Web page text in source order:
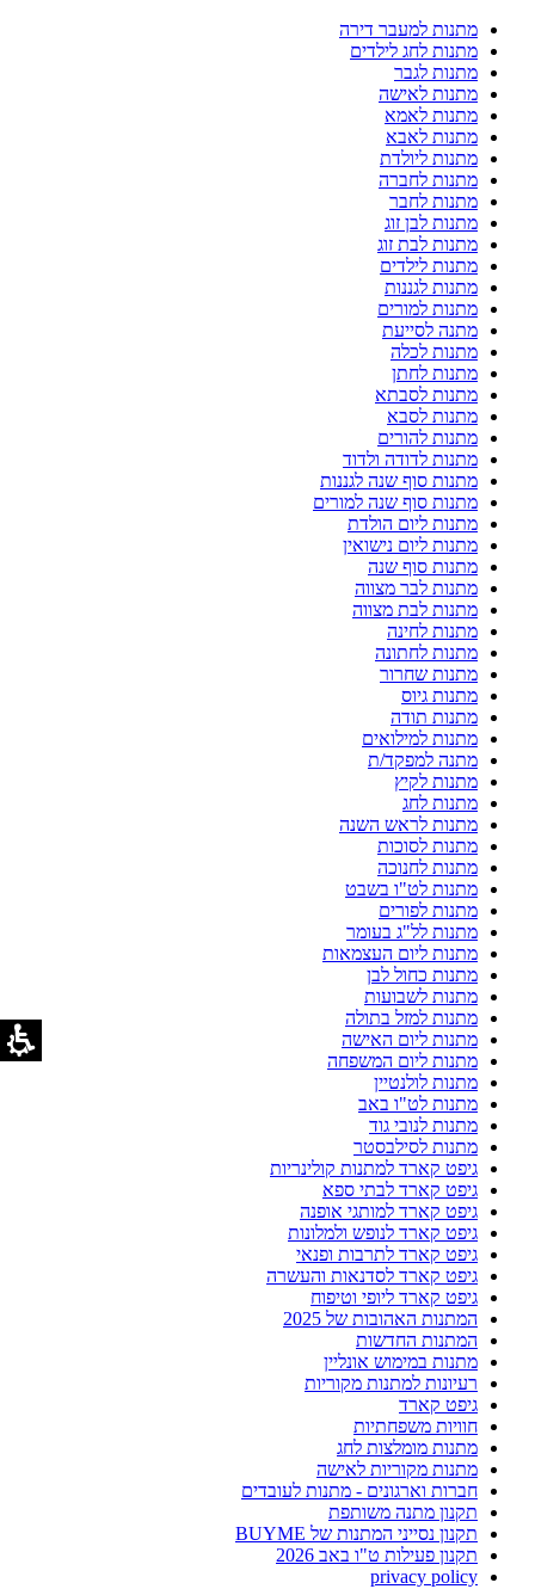
מתנות למעבר דירה
מתנות לחג לילדים
מתנות לגבר
מתנות לאישה
מתנות לאמא
מתנות לאבא
מתנות ליולדת
מתנות לחברה
מתנות לחבר
מתנות לבן זוג
מתנות לבת זוג
מתנות לילדים
מתנות לגננות
מתנות למורים
מתנה לסייעת
מתנות לכלה
מתנות לחתן
מתנות לסבתא
מתנות לסבא
מתנות להורים
מתנות לדודה ולדוד
מתנות סוף שנה לגננות
מתנות סוף שנה למורים
מתנות ליום הולדת
מתנות ליום נישואין
מתנות סוף שנה
מתנות לבר מצווה
מתנות לבת מצווה
מתנות לחינה
מתנות לחתונה
מתנות שחרור
מתנות גיוס
מתנות תודה
מתנות למילואים
מתנה למפקד/ת
מתנות לקיץ
מתנות לחג
מתנות לראש השנה
מתנות לסוכות
מתנות לחנוכה
מתנות לט"ו בשבט
מתנות לפורים
מתנות לל"ג בעומר
מתנות ליום העצמאות
מתנות כחול לבן
מתנות לשבועות
מתנות למזל בתולה
מתנות ליום האישה
מתנות ליום המשפחה
מתנות לולנטיין
מתנות לט"ו באב
מתנות לנובי גוד
מתנות לסילבסטר
גיפט קארד למתנות קולינריות
גיפט קארד לבתי ספא
גיפט קארד למותגי אופנה
גיפט קארד לנופש ולמלונות
גיפט קארד לתרבות ופנאי
גיפט קארד לסדנאות והעשרה
גיפט קארד ליופי וטיפוח
המתנות האהובות של 2025
המתנות החדשות
מתנות במימוש אונליין
רעיונות למתנות מקוריות
גיפט קארד
חוויות משפחתיות
מתנות מומלצות לחג
מתנות מקוריות לאישה
חברות וארגונים - מתנות לעובדים
תקנון מתנה משותפת
תקנון נסייני המתנות של BUYME
תקנון פעילות ט"ו באב 2026
privacy policy